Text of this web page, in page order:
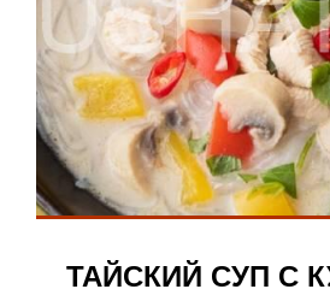
ТАЙСКИЙ СУП С